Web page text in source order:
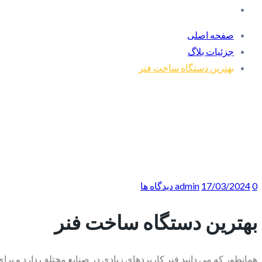
صفحه اصلی
جزئیات بلاگ
بهترین دستگاه ساخت فنر
admin 17/03/20240 دیدگاه ها
بهترین دستگاه ساخت فنر
همانطور که می دانید فنر کاربردهای زیادی در صنایع مختلف دارد و